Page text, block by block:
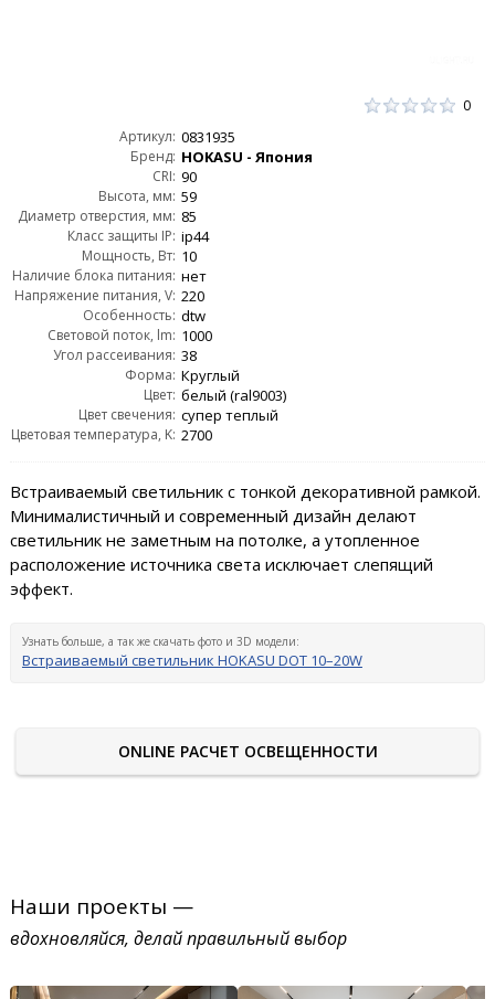
0
Артикул: 0831935
Бренд: HOKASU - Япония
CRI: 90
Высота, мм: 59
Диаметр отверстия, мм: 85
Класс защиты IP: ip44
Мощность, Вт: 10
Наличие блока питания: нет
Напряжение питания, V: 220
Особенность: dtw
Световой поток, lm: 1000
Угол рассеивания: 38
Форма: Круглый
Цвет: белый (ral9003)
Цвет свечения: супер теплый
Цветовая температура, K: 2700
Встраиваемый светильник с тонкой декоративной рамкой.
Минималистичный и современный дизайн делают
светильник не заметным на потолке, а утопленное
расположение источника света исключает слепящий
эффект.
Узнать больше, а так же скачать фото и 3D модели:
Встраиваемый светильник HOKASU DOT 10–20W
ONLINE РАСЧЕТ ОСВЕЩЕННОСТИ
Наши проекты —
вдохновляйся, делай правильный выбор